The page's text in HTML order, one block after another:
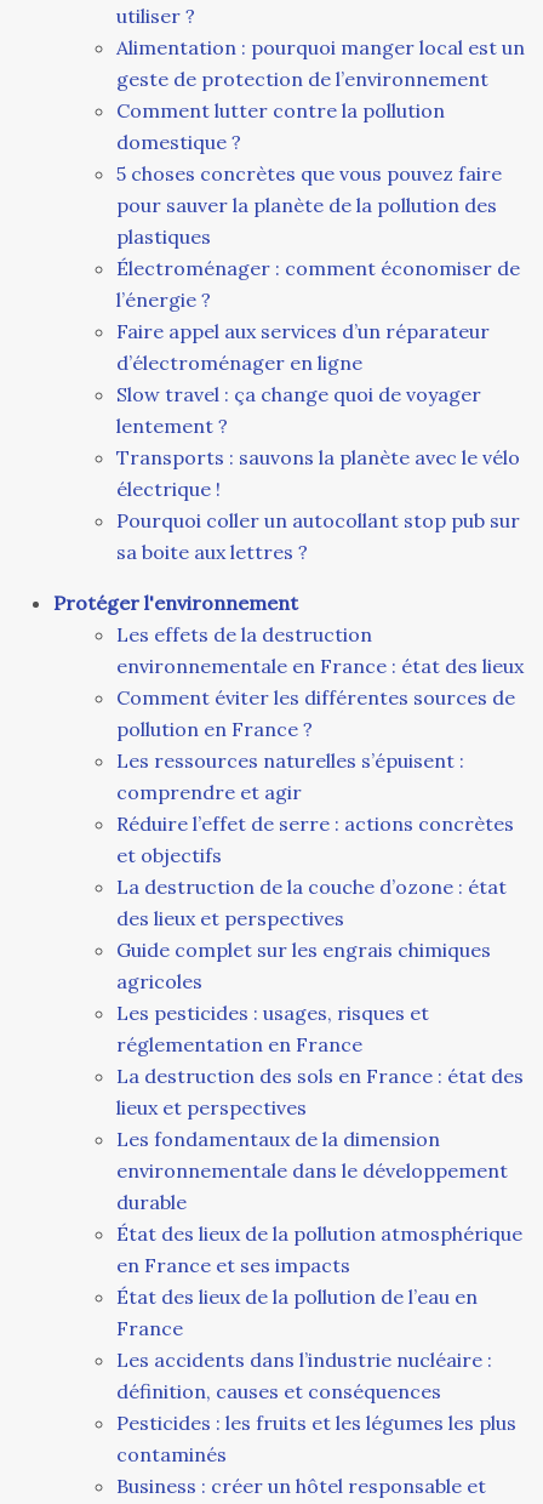
utiliser ?
Alimentation : pourquoi manger local est un
geste de protection de l’environnement
Comment lutter contre la pollution
domestique ?
5 choses concrètes que vous pouvez faire
pour sauver la planète de la pollution des
plastiques
Électroménager : comment économiser de
l’énergie ?
Faire appel aux services d’un réparateur
d’électroménager en ligne
Slow travel : ça change quoi de voyager
lentement ?
Transports : sauvons la planète avec le vélo
électrique !
Pourquoi coller un autocollant stop pub sur
sa boite aux lettres ?
Protéger l'environnement
Les effets de la destruction
environnementale en France : état des lieux
Comment éviter les différentes sources de
pollution en France ?
Les ressources naturelles s’épuisent :
comprendre et agir
Réduire l’effet de serre : actions concrètes
et objectifs
La destruction de la couche d’ozone : état
des lieux et perspectives
Guide complet sur les engrais chimiques
agricoles
Les pesticides : usages, risques et
réglementation en France
La destruction des sols en France : état des
lieux et perspectives
Les fondamentaux de la dimension
environnementale dans le développement
durable
État des lieux de la pollution atmosphérique
en France et ses impacts
État des lieux de la pollution de l’eau en
France
Les accidents dans l’industrie nucléaire :
définition, causes et conséquences
Pesticides : les fruits et les légumes les plus
contaminés
Business : créer un hôtel responsable et